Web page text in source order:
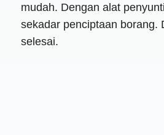
mudah. ​​Dengan alat
sekadar penciptaan borang.
selesai.